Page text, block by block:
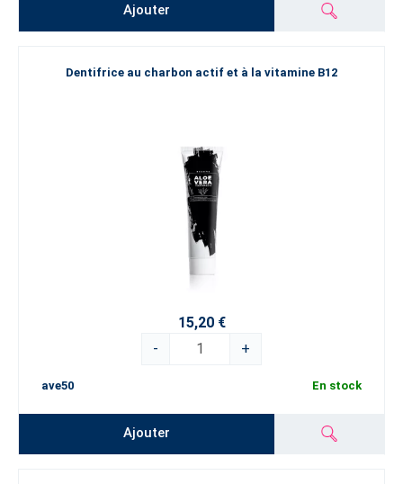
Ajouter
Dentifrice au charbon actif et à la vitamine B12
15,20 €
-
+
ave50 En stock
Ajouter